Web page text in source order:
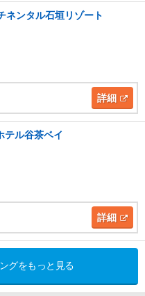
ネンタル石垣リゾート
詳細
テル谷茶ベイ
詳細
グをもっと見る